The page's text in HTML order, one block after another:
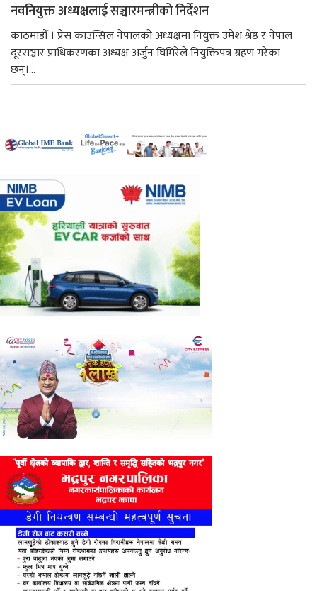
नवनियुक्त अध्यक्षलाई सञ्चारमन्त्रीको निर्देशन
काठमाडौँ । प्रेस काउन्सिल नेपालको अध्यक्षमा नियुक्त उमेश श्रेष्ठ र नेपाल
दूरसञ्चार प्राधिकरणका अध्यक्ष अर्जुन घिमिरेले नियुक्तिपत्र ग्रहण गरेका
छन्।...